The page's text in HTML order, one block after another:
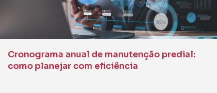
Cronograma anual de manutenção predial:
como planejar com eficiência